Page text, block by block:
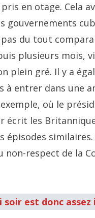
en otage. Cela
gouvernements
du tout
plusieurs mois,
plein gré. Il y a
à entrer dans une
exemple, où le
écrit les
épisodes
respect de la
est donc assez